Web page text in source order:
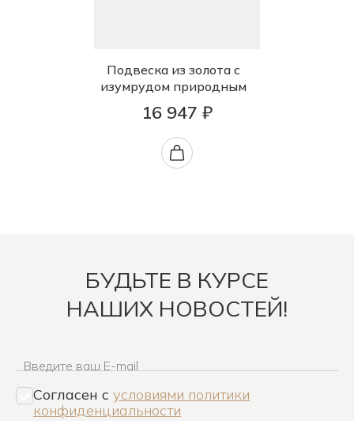
Подвеска из золота с
изумрудом природным
16 947 ₽
БУДЬТЕ В КУРСЕ
НАШИХ НОВОСТЕЙ!
Введите ваш E-mail
Согласен c условиями политики
конфиденциальности